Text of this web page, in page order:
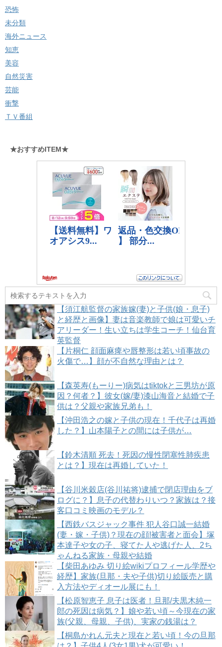
恐怖
未分類
海外ニュース
知恵
美容
自然災害
芸能
衝撃
ＴＶ番組
★おすすめITEM★
【須江航監督の家族嫁(妻)と子供(娘・息子)
と経歴と画像】妻は音楽教師で娘は可愛いチ
アリーダー！生い立ちは学生コーチ！仙台育
英監督
【片桐仁 顔面麻痺や唇整形は若い頃事故の
火傷で…】顔が不自然な理由とは？
【森英寿(もーりー)病気はtiktokと三男坊が原
因？何者？】彼女(嫁/妻)漆山海音と結婚で子
供は？父親や家族兄弟も！
【沖田浩之の嫁と子供の現在！千代子は再婚
した？】山本陽子との間には子供が…
【鈴木清順 死去！死因の慢性閉塞性肺疾患
とは？】現在は再婚していた！
【谷川米穀店(谷川祐将)逮捕で閉店理由をブ
ログに？】息子の代替わりいつ？家族は？接
客口コミ映画のモデル？
【西鉄バスジャック事件 犯人谷口誠一結婚
(妻・嫁・子供)？現在の顔!被害者と面会】塚
本達子や女の子、寝てた人や逃げた人、2ち
ゃんねる家族・母親や結婚
【柴田あゆみ 切り絵wikiプロフィール学歴や
経歴】家族(旦那・夫や子供)切り絵販売と購
入方法やディオール展にも！
【松原智恵子 息子は医者！旦那/夫黒木純一
郎の死因は病気？】娘や若い頃～今現在の家
族(父親、母親、子供)、実家の銭湯は？
【桐島かれん元夫と現在と若い頃！今の旦那